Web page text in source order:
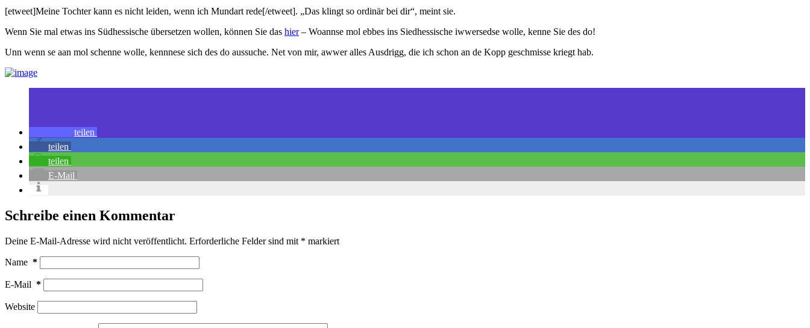
[etweet]Meine Tochter kann es nicht leiden, wenn ich Mundart rede[/etweet]. „Das klingt so ordinär bei dir“, meint sie.
Wenn Sie mal etwas ins Südhessische übersetzen wollen, können Sie das hier– Woannse mol ebbes ins Siedhessische iwwersedse wolle, kenne Sie des do!
Unn wenn se aan mol schenne wolle, kennnese sich des do aussuche. Net von mir, awwer alles Ausdrigg, die ich schon an de Kopp geschmisse kriegt hab.
teilen
teilen
teilen
E-Mail
Schreibe einen Kommentar
Deine E-Mail-Adresse wird nicht veröffentlicht. Erforderliche Felder sind mit * markiert
Name *
E-Mail *
Website